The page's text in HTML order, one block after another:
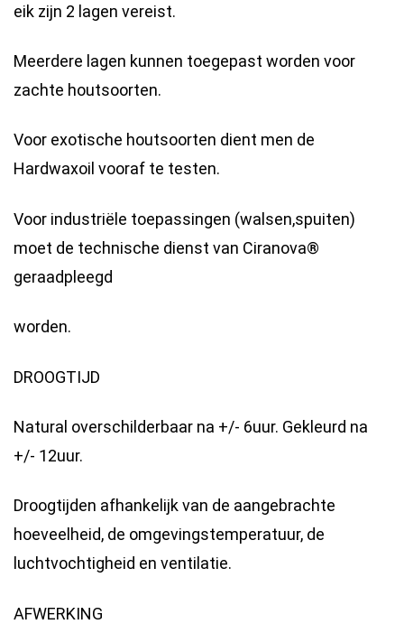
eik zijn 2 lagen vereist.
Meerdere lagen kunnen toegepast worden voor
zachte houtsoorten.
Voor exotische houtsoorten dient men de
Hardwaxoil vooraf te testen.
Voor industriële toepassingen (walsen,spuiten)
moet de technische dienst van Ciranova®
geraadpleegd
worden.
DROOGTIJD
Natural overschilderbaar na +/- 6uur. Gekleurd na
+/- 12uur.
Droogtijden afhankelijk van de aangebrachte
hoeveelheid, de omgevingstemperatuur, de
luchtvochtigheid en ventilatie.
AFWERKING